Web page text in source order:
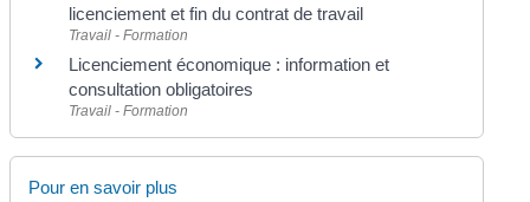
licenciement et fin du contrat de travail
Travail - Formation
Licenciement économique : information et
consultation obligatoires
Travail - Formation
Pour en savoir plus